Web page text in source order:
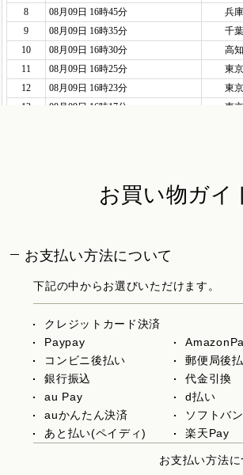
お買い物ガイ
お支払い方法について
下記の中からお選びいただけます。
クレジットカード決済
Paypay
コンビニ後払い
郵便局後
銀行振込
代金引換
au Pay
d払い
auかんたん決済
ソフトバ
あと払い(ペイディ)
楽天Pay
お支払い方法